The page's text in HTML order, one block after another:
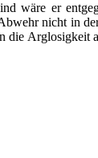
wäre er
nicht in
Arglosigkeit